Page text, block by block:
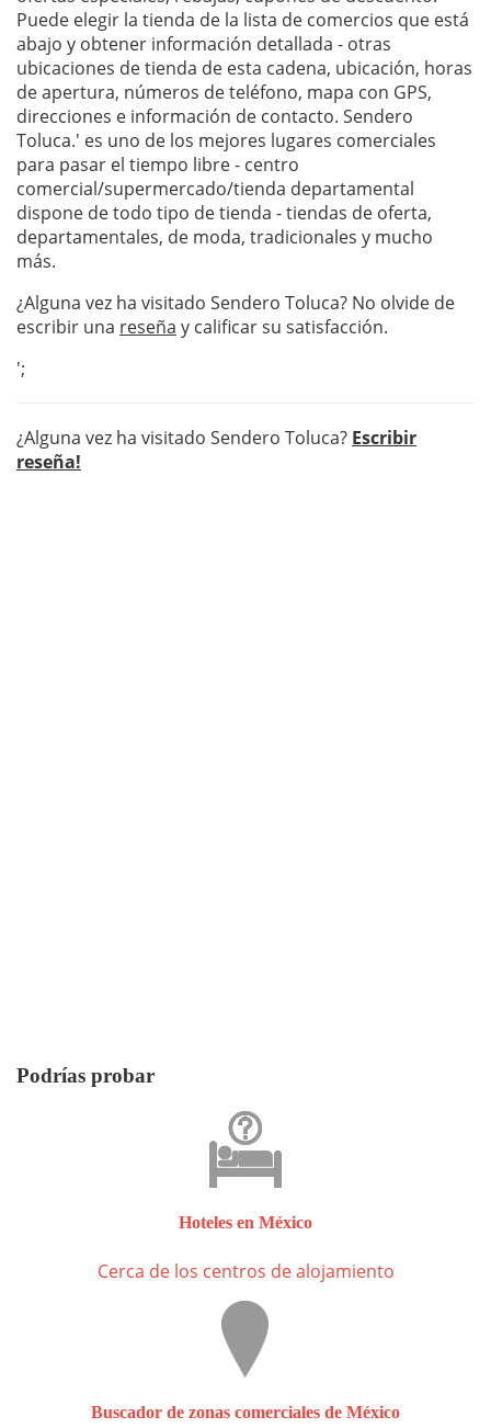
Puede elegir la tienda de la lista de comercios que está
abajo y obtener información detallada - otras
ubicaciones de tienda de esta cadena, ubicación, horas
de apertura, números de teléfono, mapa con GPS,
direcciones e información de contacto. Sendero
Toluca.' es uno de los mejores lugares comerciales
para pasar el tiempo libre - centro
comercial/supermercado/tienda departamental
dispone de todo tipo de tienda - tiendas de oferta,
departamentales, de moda, tradicionales y mucho
más.
¿Alguna vez ha visitado Sendero Toluca? No olvide de
escribir una reseña y calificar su satisfacción.
';
¿Alguna vez ha visitado Sendero Toluca? Escribir
reseña!
Podrías probar
Hoteles en México
Cerca de los centros de alojamiento
Buscador de zonas comerciales de México